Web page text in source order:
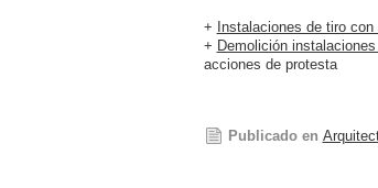
+ Instalaciones de tiro
+ Demolición
acciones de protesta
Publicado en